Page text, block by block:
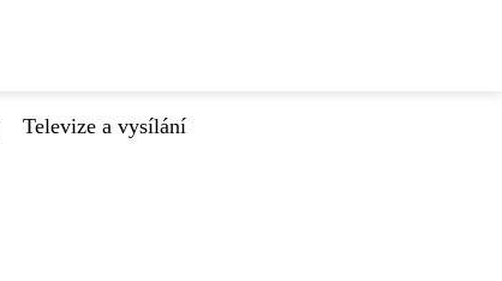
Televize a vysílání